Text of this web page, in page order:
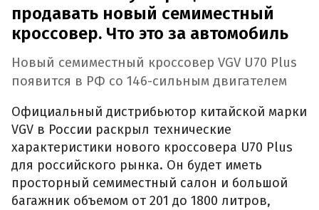
продавать новый семиместный
кроссовер. Что это за автомобиль
Новый семиместный кроссовер VGV U70 Plus
появится в РФ со 146-сильным двигателем
Официальный дистрибьютор китайской марки
VGV в России раскрыл технические
характеристики нового кроссовера U70 Plus
для российского рынка. Он будет иметь
просторный семиместный салон и большой
багажник объемом от 201 до 1800 литров,